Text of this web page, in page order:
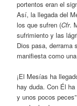
portentos eran el
Así, la llegada del
los que sufren (Cfr.
sufrimiento y las
Dios pasa, derrama
manifiesta como
¡El Mesías ha
hay duda. Con Él
y unos pocos